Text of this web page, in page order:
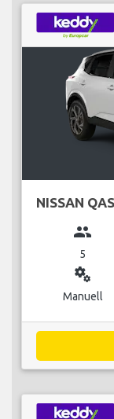
NISSAN
group
5
miscellaneous_services
Manuell